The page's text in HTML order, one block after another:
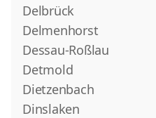
Delbrück
Delmenhorst
Dessau-Roßlau
Detmold
Dietzenbach
Dinslaken